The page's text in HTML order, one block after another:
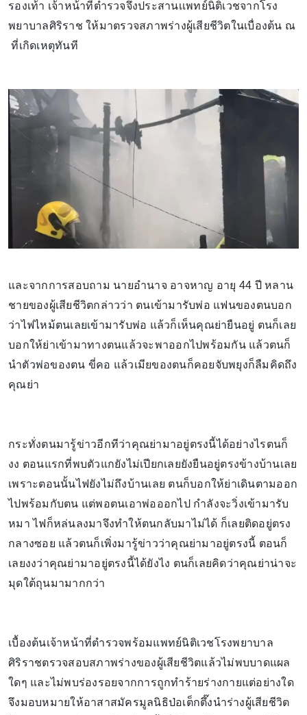
รองเท้า เจ้าหน้าที่ตำรวจจึงประสานเเพทย์นิติเวชจากโรง
พยาบาลศิริราช ให้มาตรวจสภาพร่างผู้เสียชีวิตในเบื่องต้น ณ
ที่เกิดเหตุทันที
และจากการสอบถาม นายอำนาจ อาจหาญ อายุ 44 ปี หลาน
ชายของผู้เสียชีวิตกล่าวว่า ตนเข้ามารับพ่อ แฟนของตนบอก
ว่าไฟไหม้ตนเลยเข้ามารับพ่อ แล้วก็เห็นคุณย่ายืนอยู่ ตนก็เลย
บอกให้ย่าเข้ามาทางตนแล้วจะพาออกไปพร้อมกัน แล้วตนก็
นำตัวพ่อของตน ขี่คอ แล้วเมียของตนก็คอยจับพยุงก็ลืมคิดถึง
คุณย่า
กระทั่งตนมารู้ข่าวอีกทีว่าคุณย่ามาอยู่ตรงนี้ได้อย่างไรตนก็
งง ตอนแรกที่พบตัวแกยังไม่เปียกเลยยังยืนอยู่ตรงข้างบ้านเลย
เพราะตอนนั้นไฟยังไม่ถึงบ้านเลย ตนก็บอกให้ย่าเดินตามออก
ไปพร้อมกับตน แต่พอตนเอาพ่อออกไป กำลังจะวิ่งเข้ามารับ
หมา ไฟก็หล่นลงมาจึงทำให้ตนกลับมาไม่ได้ ก็เลยติดอยู่ตรง
กลางซอย แล้วตนก็เพิ่งมารู้ข่าวว่าคุณย่ามาอยู่ตรงนี้ ตอนก็
เลยงงว่าคุณย่ามาอยู่ตรงนี้ได้ยังไง ตนก็เลยคิดว่าคุณย่าน่าจะ
มุดใต้ถุนมามากกว่า
เบื้องต้นเจ้าหน้าที่ตำรวจพร้อมแพทย์นิติเวชโรงพยาบาล
ศิริราชตรวจสอบสภาพร่างของผู้เสียชีวิตแล้วไม่พบบาดแผล
ใดๆ และไม่พบร่องรอยจากการถูกทำร้ายร่างกายแต่อย่างใด
จึงมอบหมายให้อาสาสมัครมูลนิธิป่อเต็กตึ๊งนำร่างผู้เสียชีวิต